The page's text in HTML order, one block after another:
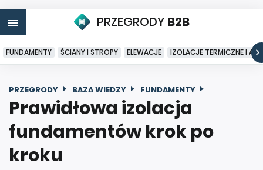
PRZEGRODY B2B
FUNDAMENTY ŚCIANY I STROPY ELEWACJE IZOLACJE TERMICZNE I
PRZEGRODY BAZA WIEDZY FUNDAMENTY
Prawidłowa izolacja
fundamentów krok po
kroku